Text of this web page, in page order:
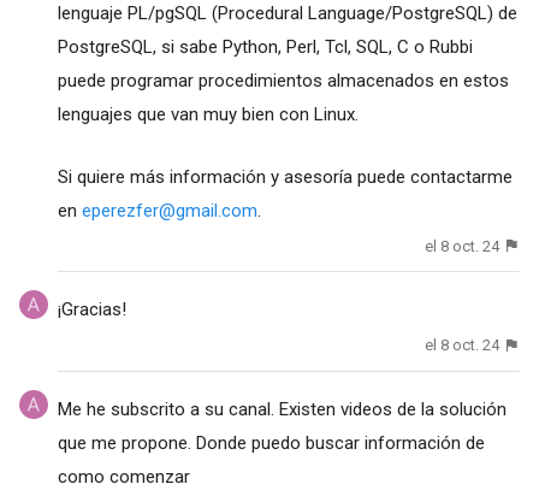
lenguaje PL/pgSQL (Procedural Language/PostgreSQL) de
PostgreSQL, si sabe Python, Perl, Tcl, SQL, C o Rubbi
puede programar procedimientos almacenados en estos
lenguajes que van muy bien con Linux.
Si quiere más información y asesoría puede contactarme
en eperezfer@gmail.com.
el 8 oct. 24
¡Gracias!
el 8 oct. 24
Me he subscrito a su canal. Existen videos de la solución
que me propone. Donde puedo buscar información de
como comenzar